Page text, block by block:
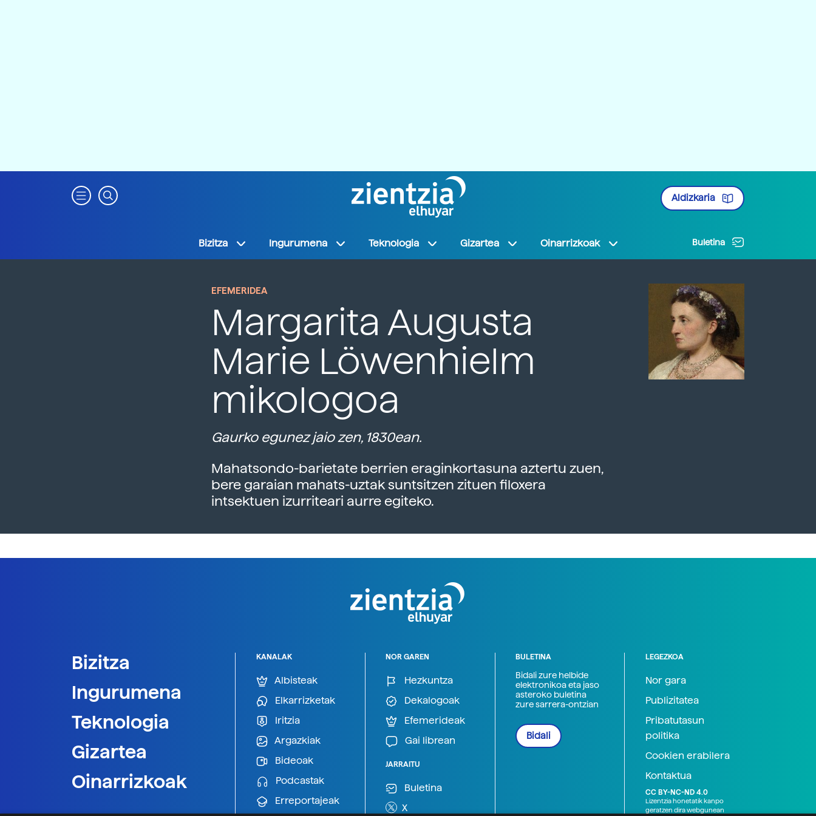
Aldizkaria
Bizitza Ingurumena Teknologia Gizartea Oinarrizkoak Buletina
EFEMERIDEA
Margarita Augusta
Marie Löwenhielm
mikologoa
Gaurko egunez jaio zen, 1830ean.
Mahatsondo-barietate berrien eraginkortasuna aztertu zuen,
bere garaian mahats-uztak suntsitzen zituen filoxera
intsektuen izurriteari aurre egiteko.
Bizitza
Ingurumena
Teknologia
Gizartea
Oinarrizkoak
KANALAK
Albisteak
Elkarrizketak
Iritzia
Argazkiak
Bideoak
Podcastak
Erreportajeak
NOR GAREN
Hezkuntza
Dekalogoak
Efemerideak
Gai librean
JARRAITU
Buletina
X
BULETINA
Bidali zure helbide
elektronikoa eta jaso
asteroko buletina
zure sarrera-ontzian
Bidali
LEGEZKOA
Nor gara
Publizitatea
Pribatutasun
politika
Cookien erabilera
Kontaktua
CC BY-NC-ND 4.0
Lizentzia honetatik kanpo
geratzen dira webgunean